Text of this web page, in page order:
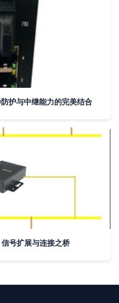
护与中继能力的完美结合
号扩展与连接之桥